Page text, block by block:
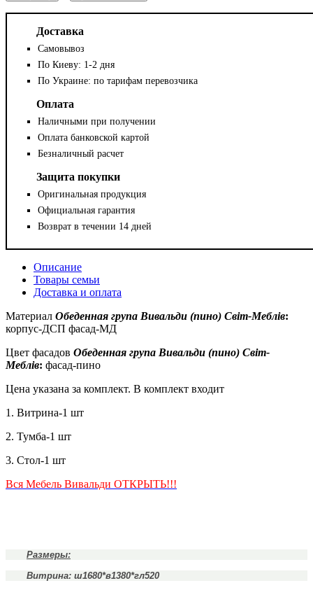
Доставка
Самовывоз
По Киеву: 1-2 дня
По Украине: по тарифам перевозчика
Оплата
Наличными при получении
Оплата банковской картой
Безналичный расчет
Защита покупки
Оригинальная продукция
Официальная гарантия
Возврат в течении 14 дней
Описание
Товары семьи
Доставка и оплата
Материал Обеденная група Вивальди (пино) Світ-Меблів:
корпус-ДСП фасад-МД
Цвет фасадов Обеденная група Вивальди (пино) Світ-
Меблів: фасад-пино
Цена указана за комплект. В комплект входит
1. Витрина-1 шт
2. Тумба-1 шт
3. Стол-1 шт
Вся Мебель Вивальди ОТКРЫТЬ!!!
Подробнее:http://abcmebli.com.ua/p5-
Размеры:
Витрина: ш1680*в1380*гл520